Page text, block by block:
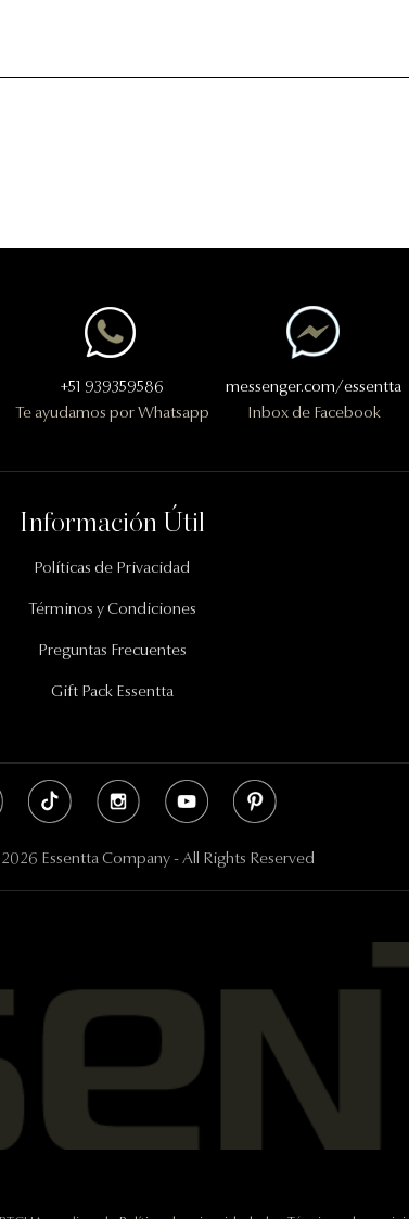
+51 939359586
Te ayudamos por Whatsapp
messenger.com/essentta
Inbox de Facebook
Información Útil
Políticas de Privacidad
Términos y Condiciones
Preguntas Frecuentes
Gift Pack Essentta
Essentta Company - All Rights Reserved